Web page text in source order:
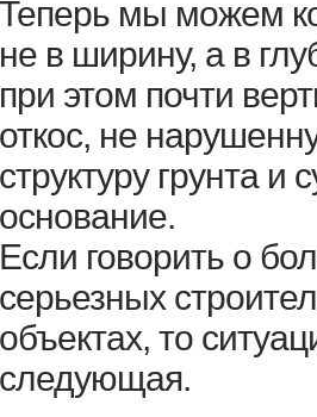
Теперь мы можем
не в ширину, а в
при этом почти
откос, не
структуру грунта и
основание.
Если говорить о
серьезных
объектах, то
следующая.